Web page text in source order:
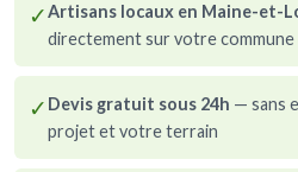
✓Artisans locaux en Maine-et-
directement sur votre commune
✓ Devis gratuit sous 24h — sans
projet et votre terrain